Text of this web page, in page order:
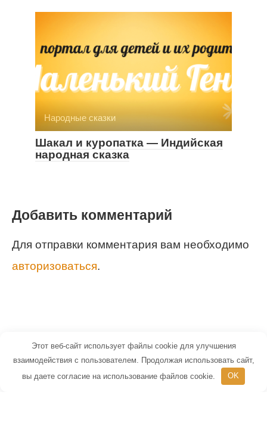
Народные сказки
Шакал и куропатка — Индийская
народная сказка
Добавить комментарий
Для отправки комментария вам необходимо
авторизоваться.
© 2026 Маленький Гений - портал для
детей и их родителей
Этот веб-сайт использует файлы cookie для улучшения
взаимодействия с пользователем. Продолжая использовать сайт,
вы даете согласие на использование файлов cookie.
OK